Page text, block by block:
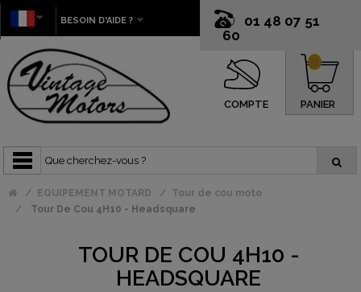
01 48 07 51
60
BESOIN D'AIDE ?
COMPTE PANIER
0
EQUIPEMENT MOTARD
Tour de cou moto
Tour De Cou 4H10 - Headsquare
TOUR DE COU 4H10 -
HEADSQUARE